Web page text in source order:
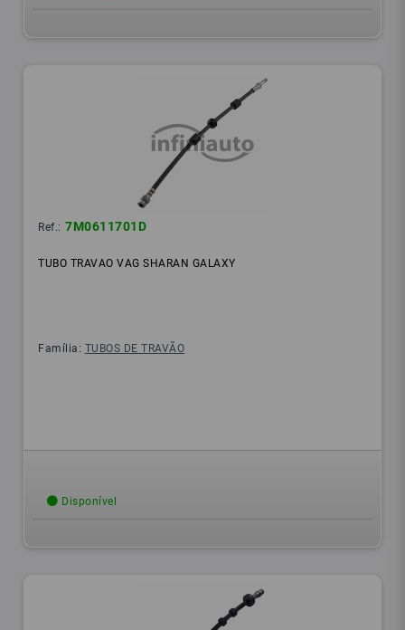
Ref.: 7M0611701D
TUBO TRAVAO VAG SHARAN GALAXY
Família: TUBOS DE TRAVÃO
Disponível